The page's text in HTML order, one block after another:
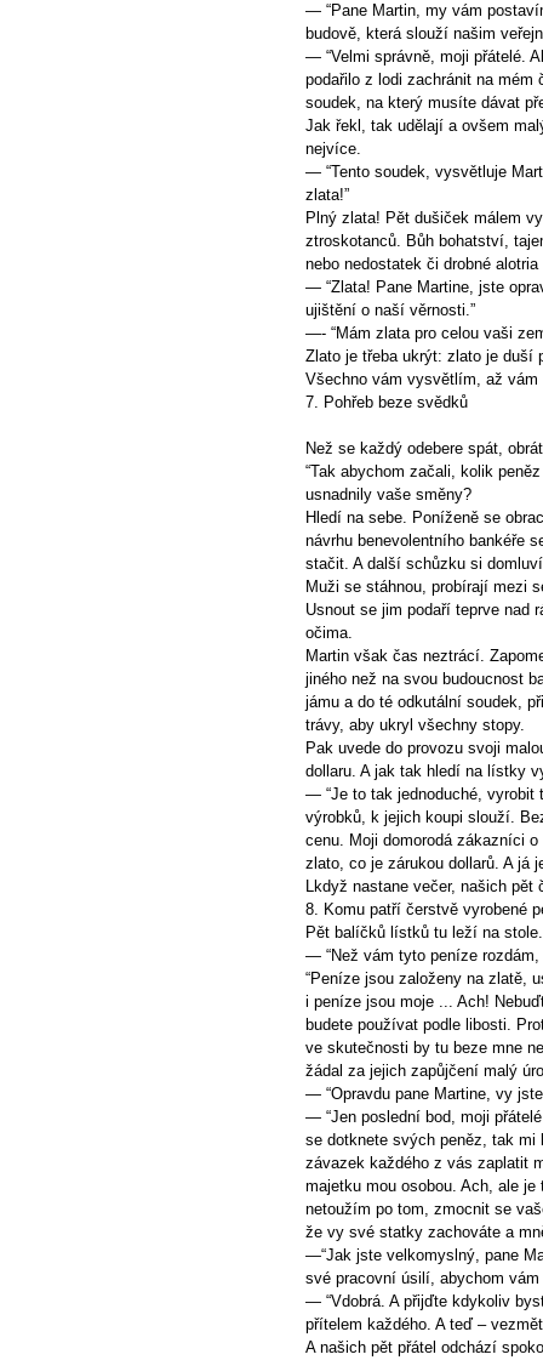
— “Pane Martin, my vám
budově, která slouží našim
— “Velmi správně, moji přátelé.
podařilo z lodi zachránit na
soudek, na který musíte dávat
Jak řekl, tak udělají a ovšem
nejvíce.
— “Tento soudek, vysvětluje
zlata!”
Plný zlata! Pět dušiček málem
ztroskotanců. Bůh bohatství,
nebo nedostatek či drobné
— “Zlata! Pane Martine, jste
ujištění o naší věrnosti.”
—- “Mám zlata pro celou vaši
Zlato je třeba ukrýt: zlato je duší
Všechno vám vysvětlím, až vám
7. Pohřeb beze svědků
Než se každý odebere spát,
“Tak abychom začali, kolik
usnadnily vaše směny?
Hledí na sebe. Poníženě se
návrhu benevolentního bankéře
stačit. A další schůzku si
Muži se stáhnou, probírají mezi
Usnout se jim podaří teprve nad
očima.
Martin však čas neztrácí.
jiného než na svou budoucnost
jámu a do té odkutální soudek,
trávy, aby ukryl všechny stopy.
Pak uvede do provozu svoji
dollaru. A jak tak hledí na lístky
— “Je to tak jednoduché,
výrobků, k jejich koupi slouží.
cenu. Moji domorodá zákazníci
zlato, co je zárukou dollarů. A já
Lkdyž nastane večer, našich
8. Komu patří čerstvě vyrobené
Pět balíčků lístků tu leží na stole.
— “Než vám tyto peníze
“Peníze jsou založeny na zlatě,
i peníze jsou moje ... Ach!
budete používat podle libosti.
ve skutečnosti by tu beze mne
žádal za jejich zapůjčení malý
— “Opravdu pane Martine, vy
— “Jen poslední bod, moji
se dotknete svých peněz, tak
závazek každého z vás zaplatit
majetku mou osobou. Ach, ale
netoužím po tom, zmocnit se
že vy své statky zachováte a
—“Jak jste velkomyslný, pane
své pracovní úsilí, abychom vám
— “Vdobrá. A přijďte kdykoliv
přítelem každého. A teď –
A našich pět přátel odchází